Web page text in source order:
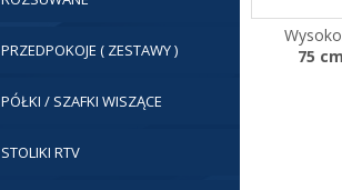
PRZEDPOKOJE ( ZESTAWY )
PÓŁKI / SZAFKI WISZĄCE
STOLIKI RTV
75 cm